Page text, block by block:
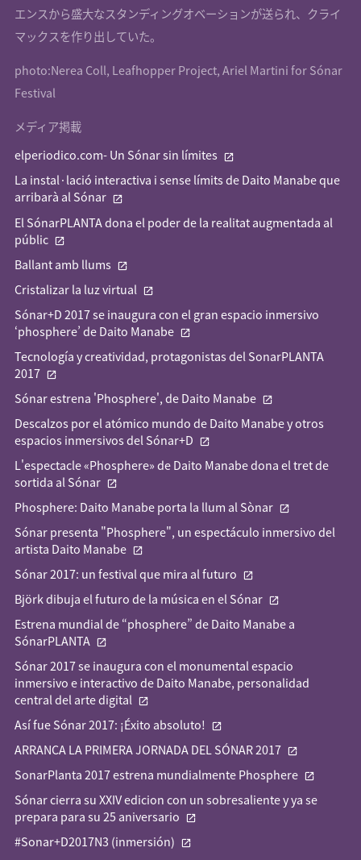
エンスから盛大なスタンディングオベーションが送られ、クライ
マックスを作り出していた。
photo:Nerea Coll, Leafhopper Project, Ariel Martini for Sónar
Festival
メディア掲載
elperiodico.com- Un Sónar sin límites
La instal·lació interactiva i sense límits de Daito Manabe que
arribarà al Sónar
El SónarPLANTA dona el poder de la realitat augmentada al
públic
Ballant amb llums
Cristalizar la luz virtual
Sónar+D 2017 se inaugura con el gran espacio inmersivo
‘phosphere’ de Daito Manabe
Tecnología y creatividad, protagonistas del SonarPLANTA
2017
Sónar estrena 'Phosphere', de Daito Manabe
Descalzos por el atómico mundo de Daito Manabe y otros
espacios inmersivos del Sónar+D
L'espectacle «Phosphere» de Daito Manabe dona el tret de
sortida al Sónar
Phosphere: Daito Manabe porta la llum al Sònar
Sónar presenta "Phosphere", un espectáculo inmersivo del
artista Daito Manabe
Sónar 2017: un festival que mira al futuro
Björk dibuja el futuro de la música en el Sónar
Estrena mundial de “phosphere” de Daito Manabe a
SónarPLANTA
Sónar 2017 se inaugura con el monumental espacio
inmersivo e interactivo de Daito Manabe, personalidad
central del arte digital
Así fue Sónar 2017: ¡Éxito absoluto!
ARRANCA LA PRIMERA JORNADA DEL SÓNAR 2017
SonarPlanta 2017 estrena mundialmente Phosphere
Sónar cierra su XXIV edicion con un sobresaliente y ya se
prepara para su 25 aniversario
#Sonar+D2017N3 (inmersión)